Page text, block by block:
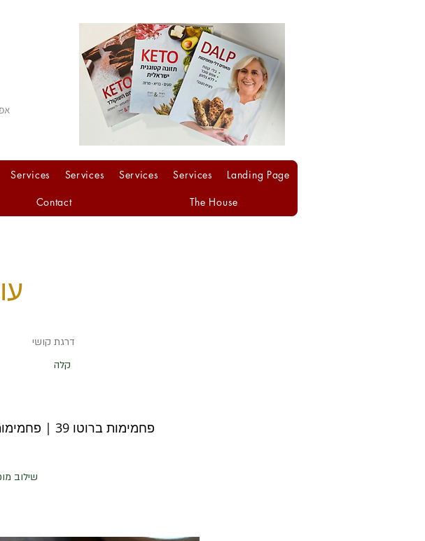
Landing Page
Services
Services
Services
Services
The House
Contact
דרגת קושי
קלה
פחמימות ברוטו 39 | פחמימות נטו 35 | שומן 202 | חלבון 76 | יחס קיטו 1.8
שילוב